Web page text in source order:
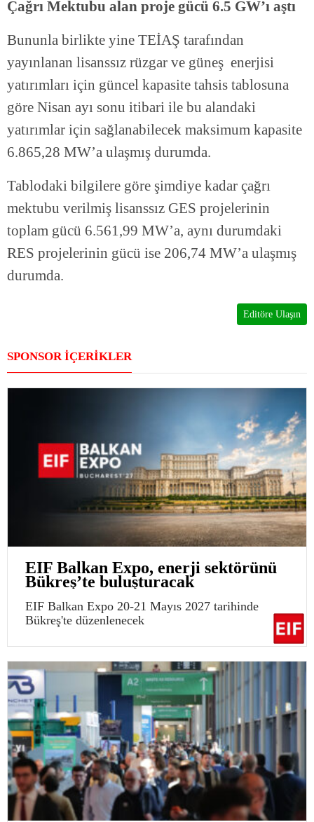
Çağrı Mektubu alan proje gücü 6.5 GW’ı aştı
Bununla birlikte yine TEİAŞ tarafından
yayınlanan lisanssız rüzgar ve güneş enerjisi
yatırımları için güncel kapasite tahsis tablosuna
göre Nisan ayı sonu itibari ile bu alandaki
yatırımlar için sağlanabilecek maksimum kapasite
6.865,28 MW’a ulaşmış durumda.
Tablodaki bilgilere göre şimdiye kadar çağrı
mektubu verilmiş lisanssız GES projelerinin
toplam gücü 6.561,99 MW’a, aynı durumdaki
RES projelerinin gücü ise 206,74 MW’a ulaşmış
durumda.
Editöre Ulaşın
SPONSOR İÇERİKLER
EIF Balkan Expo, enerji sektörünü
Bükreş’te buluşturacak
EIF Balkan Expo 20-21 Mayıs 2027 tarihinde
Bükreş'te düzenlenecek